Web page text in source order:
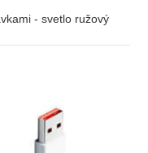
- svetlo ružový